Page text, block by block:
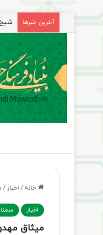
آخرین خبرها
خانه / اخبار /
اخبار
میثاق